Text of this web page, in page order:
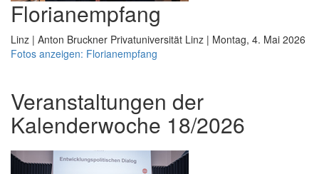
Florianempfang
Linz | Anton Bruckner Privatuniversität Linz | Montag, 4. Mai 2026
Fotos anzeigen: Florianempfang
Veranstaltungen der
Kalenderwoche 18/2026